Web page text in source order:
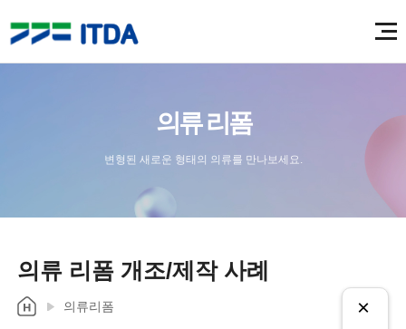
의류 리폼
변형된 새로운 형태의 의류를 만나보세요.
의류 리폼 개조/제작 사례
의류리폼 ×